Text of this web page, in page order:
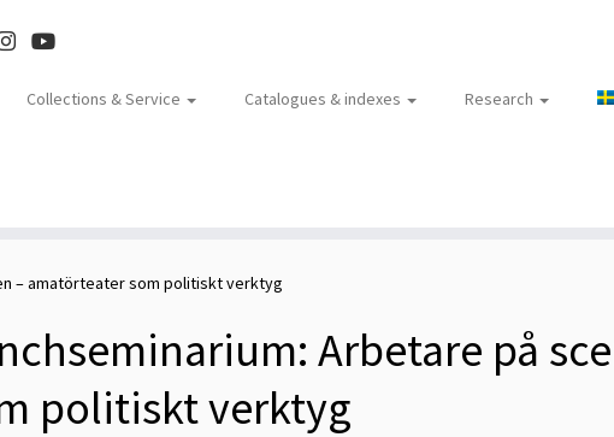
Collections & Service Catalogues & indexes Research
– amatörteater som politiskt verktyg
Arbetare på
politiskt verktyg